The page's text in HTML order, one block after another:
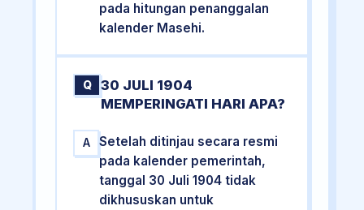
pada hitungan penanggalan
kalender Masehi.
Q
30 JULI 1904
MEMPERINGATI HARI APA?
A
Setelah ditinjau secara resmi
pada kalender pemerintah,
tanggal 30 Juli 1904 tidak
dikhususkan untuk